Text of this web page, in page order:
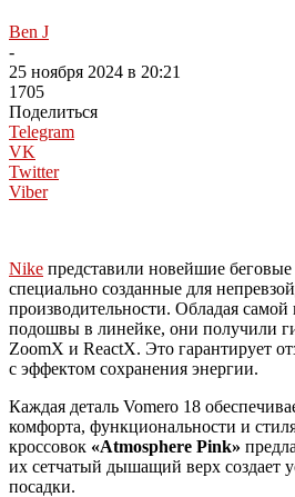
Ben J
-
25 ноября 2024 в 20:21
1705
Поделиться
Telegram
VK
Twitter
Viber
Nike представили новейшие беговые
специально созданные для
производительности. Обладая
подошвы в линейке, они получили
ZoomX и ReactX. Это гарантирует
с эффектом сохранения энергии.
Каждая деталь Vomero 18
комфорта, функциональности и
кроссовок «Atmosphere Pink»
их сетчатый дышащий верх создает
посадки.